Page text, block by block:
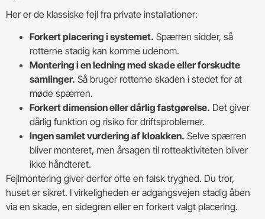
Her er de klassiske fejl fra private installationer:
Forkert placering i systemet. Spærren sidder, så
rotterne stadig kan komme udenom.
Montering i en ledning med skade eller forskudte
samlinger. Så bruger rotterne skaden i stedet for at
møde spærren.
Forkert dimension eller dårlig fastgørelse. Det giver
dårlig funktion og risiko for driftsproblemer.
Ingen samlet vurdering af kloakken. Selve spærren
bliver monteret, men årsagen til rotteaktiviteten bliver
ikke håndteret.
Fejlmontering giver derfor ofte en falsk tryghed. Du tror,
huset er sikret. I virkeligheden er adgangsvejen stadig åben
via en skade, en sidegren eller en forkert valgt placering.